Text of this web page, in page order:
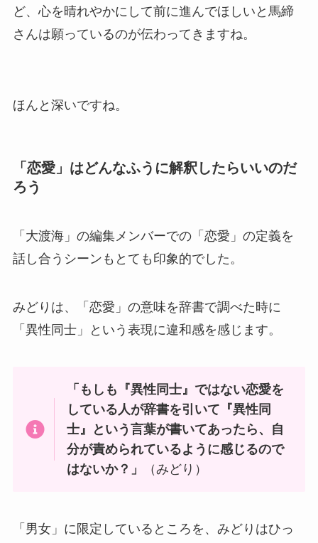
ど、心を晴れやかにして前に進んでほしいと馬締
さんは願っているのが伝わってきますね。
ほんと深いですね。
「恋愛」はどんなふうに解釈したらいいのだ
ろう
「大渡海」の編集メンバーでの「恋愛」の定義を
話し合うシーンもとても印象的でした。
みどりは、「恋愛」の意味を辞書で調べた時に
「異性同士」という表現に違和感を感じます。
「もしも『異性同士』ではない恋愛を
している人が辞書を引いて『異性同
士』という言葉が書いてあったら、自
分が責められているように感じるので
はないか？」
（みどり）
「男女」に限定しているところを、みどりはひっ